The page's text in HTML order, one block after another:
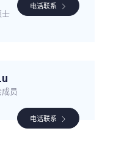
士
电话联系
员
电话联系